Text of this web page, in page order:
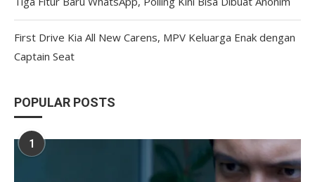
First Drive Kia All New Carens, MPV Keluarga Enak dengan
Captain Seat
POPULAR POSTS
1